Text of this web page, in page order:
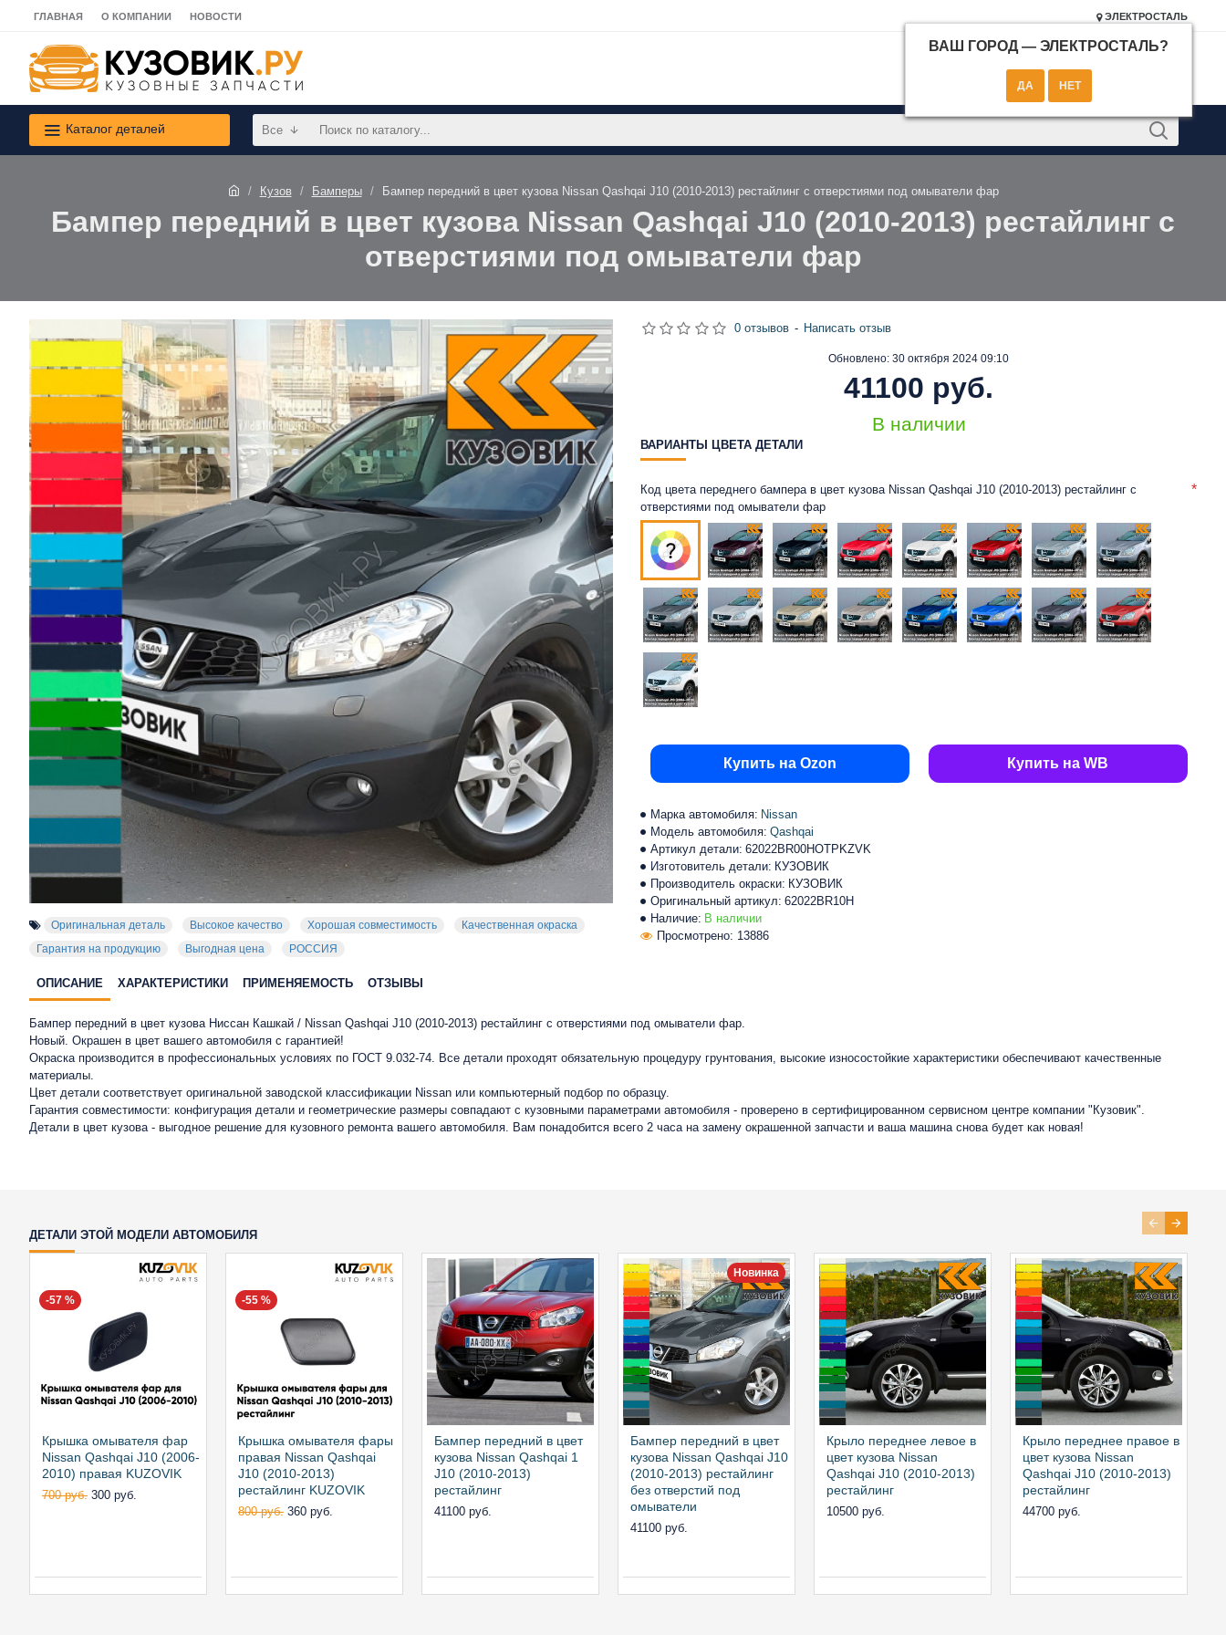
ГЛАВНАЯ О КОМПАНИИ НОВОСТИ ЭЛЕКТРОСТАЛЬ
ВАШ ГОРОД — ЭЛЕКТРОСТАЛЬ?
Каталог деталей Все
Кузов Бамперы Бампер передний в цвет кузова Nissan Qashqai J10 (2010-2013) рестайлинг с отверстиями под омыватели фар
Бампер передний в цвет кузова Nissan Qashqai J10 (2010-2013) рестайлинг с
отверстиями под омыватели фар
Оригинальная деталь Высокое качество Хорошая совместимость
Качественная окраска
Гарантия на продукцию
Выгодная цена РОССИЯ
Наличие: В наличии
Марка автомобиля: Nissan
Модель автомобиля: Qashqai
Артикул детали: 62022BR00HOTPKZVK
Изготовитель детали: КУЗОВИК
Производитель окраски: КУЗОВИК
Оригинальный артикул: 62022BR10H
Просмотрено: 13886
Обновлено: 30 октября 2024 09:10
В наличии
0 отзывов - Написать отзыв
41100 руб.
ВАРИАНТЫ ЦВЕТА ДЕТАЛИ
Код цвета переднего бампера в цвет кузова Nissan Qashqai J10 (2010-2013) рестайлинг с
отверстиями под омыватели фар
Купить на Ozon Купить на WB
ОПИСАНИЕ ХАРАКТЕРИСТИКИ ПРИМЕНЯЕМОСТЬ ОТЗЫВЫ
Бампер передний в цвет кузова Ниссан Кашкай / Nissan Qashqai J10 (2010-2013) рестайлинг с отверстиями под омыватели фар.
Новый. Окрашен в цвет вашего автомобиля с гарантией!
Окраска производится в профессиональных условиях по ГОСТ 9.032-74. Все детали проходят обязательную процедуру грунтования, высокие износостойкие характеристики обеспечивают качественные
материалы.
Цвет детали соответствует оригинальной заводской классификации Nissan или компьютерный подбор по образцу.
Гарантия совместимости: конфигурация детали и геометрические размеры совпадают с кузовными параметрами автомобиля - проверено в сертифицированном сервисном центре компании "Кузовик".
Детали в цвет кузова - выгодное решение для кузовного ремонта вашего автомобиля. Вам понадобится всего 2 часа на замену окрашенной запчасти и ваша машина снова будет как новая!
ДЕТАЛИ ЭТОЙ МОДЕЛИ АВТОМОБИЛЯ
-57 %
Крышка омывателя фар
Nissan Qashqai J10 (2006-
2010) правая KUZOVIK
700 руб. 300 руб.
-55 %
Крышка омывателя фары
правая Nissan Qashqai
J10 (2010-2013)
рестайлинг KUZOVIK
800 руб. 360 руб.
Бампер передний в цвет
кузова Nissan Qashqai 1
J10 (2010-2013)
рестайлинг
41100 руб.
Новинка
Бампер передний в цвет
кузова Nissan Qashqai J10
(2010-2013) рестайлинг
без отверстий под
омыватели
41100 руб.
Крыло переднее левое в
цвет кузова Nissan
Qashqai J10 (2010-2013)
рестайлинг
10500 руб.
Крыло переднее правое в
цвет кузова Nissan
Qashqai J10 (2010-2013)
рестайлинг
44700 руб.